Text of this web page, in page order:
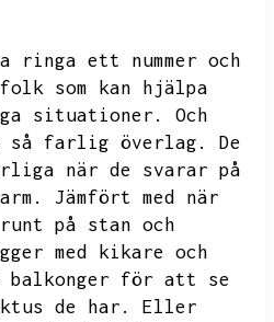
ringa ett nummer och
som kan hjälpa
situationer.
Och
så farlig överlag.
De
när de svarar på
Jämfört med när
på stan och
med kikare och
för att se
de har.
Eller